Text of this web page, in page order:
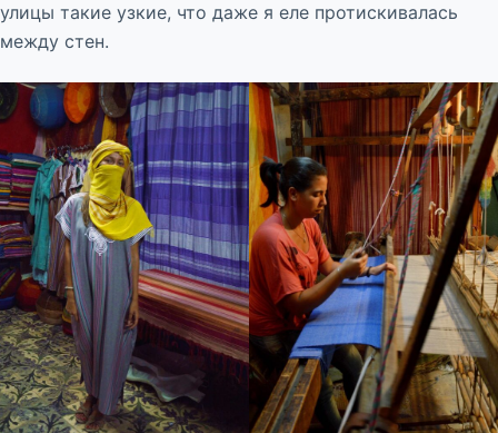
улицы такие узкие, что даже я еле протискивалась
между стен.